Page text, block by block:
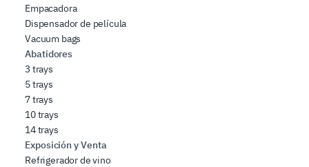
Empacadora
Dispensador de película
Vacuum bags
Abatidores
3 trays
5 trays
7 trays
10 trays
14 trays
Exposición y Venta
Refrigerador de vino